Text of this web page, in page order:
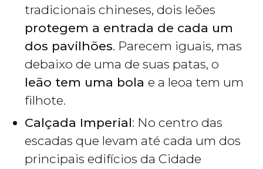
tradicionais chineses, dois leões
protegem a entrada de cada um
dos pavilhões. Parecem iguais, mas
debaixo de uma de suas patas, o
leão tem uma bola e a leoa tem um
filhote.
Calçada Imperial: No centro das
escadas que levam até cada um dos
principais edifícios da Cidade